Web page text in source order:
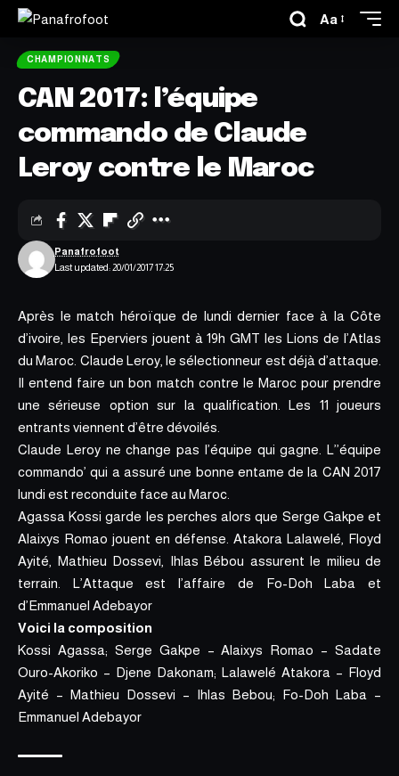
Aa
CHAMPIONNATS
CAN 2017: l’équipe
commando de Claude
Leroy contre le Maroc
Last updated: 20/01/2017 17:25
Panafrofoot
Après le match héroïque de lundi dernier face à la Côte
d’ivoire, les Eperviers jouent à 19h GMT les Lions de l’Atlas
du Maroc. Claude Leroy, le sélectionneur est déjà d’attaque.
Il entend faire un bon match contre le Maroc pour prendre
une sérieuse option sur la qualification. Les 11 joueurs
entrants viennent d’être dévoilés.
Claude Leroy ne change pas l’équipe qui gagne. L’’équipe
commando’ qui a assuré une bonne entame de la CAN 2017
lundi est reconduite face au Maroc.
Agassa Kossi garde les perches alors que Serge Gakpe et
Alaixys Romao jouent en défense. Atakora Lalawelé, Floyd
Ayité, Mathieu Dossevi, Ihlas Bébou assurent le milieu de
terrain. L’Attaque est l’affaire de Fo-Doh Laba et
d’Emmanuel Adebayor
Voici la composition
Kossi Agassa; Serge Gakpe – Alaixys Romao – Sadate
Ouro-Akoriko – Djene Dakonam; Lalawelé Atakora – Floyd
Ayité – Mathieu Dossevi – Ihlas Bebou; Fo-Doh Laba –
Emmanuel Adebayor